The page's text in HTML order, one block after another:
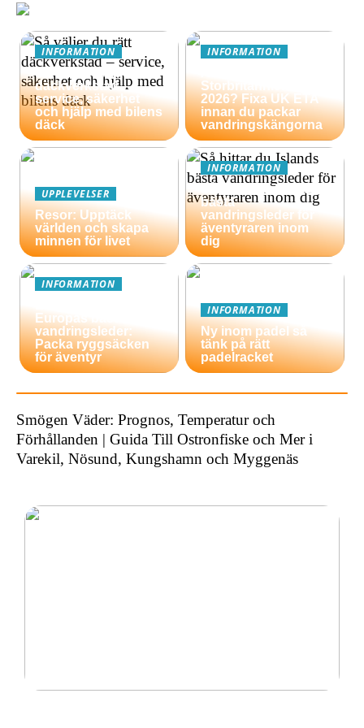
INFORMATION
Så väljer du rätt
däckverkstad –
service, säkerhet
och hjälp med bilens
däck
INFORMATION
Storbritannien
2026? Fixa UK ETA
innan du packar
vandringskängorna
UPPLEVELSER
Resor: Upptäck
världen och skapa
minnen för livet
INFORMATION
Så hittar du Islands
bästa
vandringsleder för
äventyraren inom
dig
INFORMATION
Europas bästa
vandringsleder:
Packa ryggsäcken
för äventyr
INFORMATION
Ny inom padel så
tänk på rätt
padelracket
Smögen Väder: Prognos, Temperatur och
Förhållanden | Guida Till Ostronfiske och Mer i
Varekil, Nösund, Kungshamn och Myggenäs